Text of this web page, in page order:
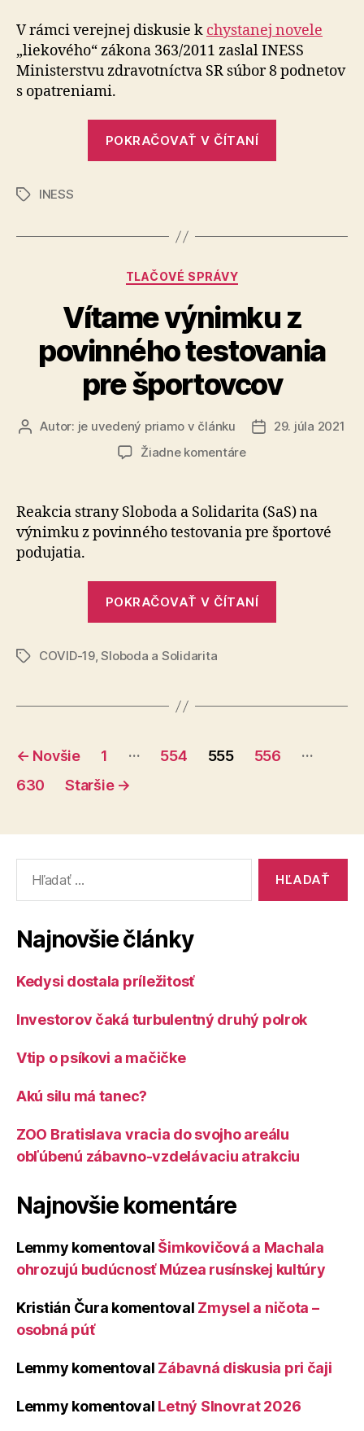
ekonomických
a
spoločenských
analýz
zákona
č.
363/2011
V rámci verejnej diskusie k chystanej novele
„liekového“ zákona 363/2011 zaslal INESS
Ministerstvu zdravotníctva SR súbor 8 podnetov
s opatreniami.
POKRAČOVAŤ V ČÍTANÍ
analýz
č.
363/2011
z.“
ZnačkyINESS
Kategórie
TLAČOVÉ SPRÁVY
Vítame výnimku z
povinného testovania
pre športovcov
AutorAutor: je uvedený priamo v článku
Dátum
29. júla 2021
Žiadne komentárena
z
povinného
testovania
Reakcia strany Sloboda a Solidarita (SaS) na
výnimku z povinného testovania pre športové
podujatia.
POKRAČOVAŤ V ČÍTANÍ
pre
ZnačkyCOVID-19,Sloboda a Solidarita
Stránkovanie
príspevkov
← Novšie 1 … 554 555 556
…
630
Staršie →
Najnovšie články
Kedysi dostala príležitosť
Investorov čaká turbulentný druhý polrok
Vtip o psíkovi a mačičke
Akú silu má tanec?
ZOO Bratislava vracia do svojho areálu
obľúbenú zábavno-vzdelávaciu atrakciu
Najnovšie komentáre
Lemmy komentoval Šimkovičová a Machala
ohrozujú budúcnosť Múzea rusínskej kultúry
Kristián Čura komentoval Zmysel a ničota –
osobná púť
Lemmy komentoval Zábavná diskusia pri čaji
Lemmy komentoval Letný Slnovrat 2026